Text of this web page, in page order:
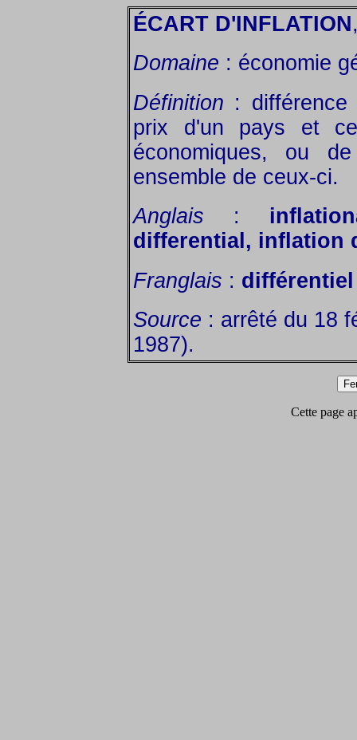
ÉCART D'INFLATION
Domaine : économie
Définition :
prix d'un pays et
économiques, ou
ensemble de ceux-ci.
Anglais :
differential, inflation
Franglais :
Source : arrêté du 18
1987).
Cette page